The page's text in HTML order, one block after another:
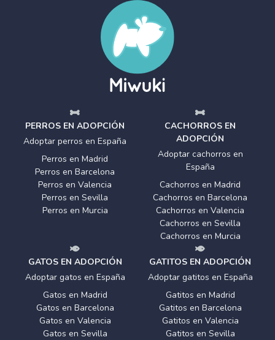
PERROS EN ADOPCIÓN
Adoptar perros en España
Perros en Madrid
Perros en Barcelona
Perros en Valencia
Perros en Sevilla
Perros en Murcia
CACHORROS EN
ADOPCIÓN
Adoptar cachorros en
España
Cachorros en Madrid
Cachorros en Barcelona
Cachorros en Valencia
Cachorros en Sevilla
Cachorros en Murcia
GATOS EN ADOPCIÓN
Adoptar gatos en España
Gatos en Madrid
Gatos en Barcelona
Gatos en Valencia
Gatos en Sevilla
GATITOS EN ADOPCIÓN
Adoptar gatitos en España
Gatitos en Madrid
Gatitos en Barcelona
Gatitos en Valencia
Gatitos en Sevilla